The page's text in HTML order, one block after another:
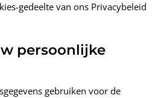
gedeelte van ons Privacybeleid
persoonlijke
gebruiken voor de